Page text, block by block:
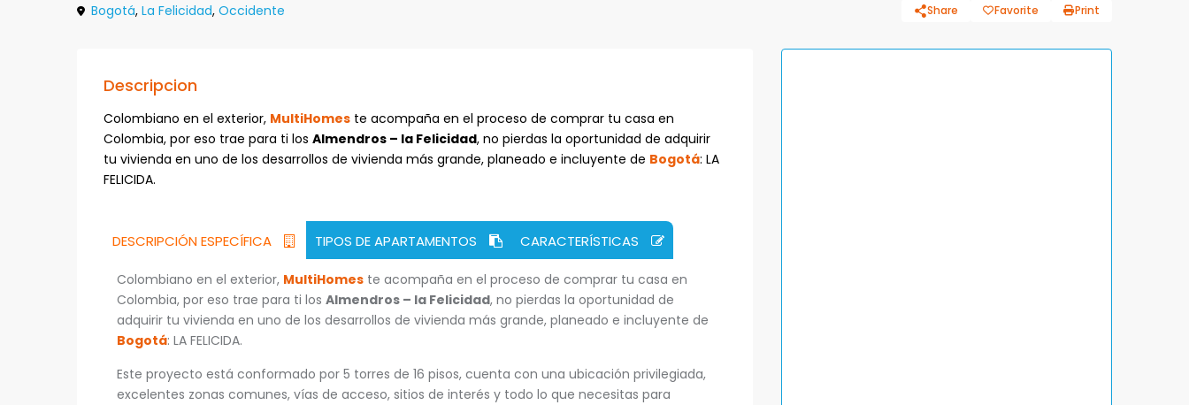
Bogotá, La Felicidad, Occidente Share Favorite Print
Descripcion
Colombiano en el exterior, MultiHomes te acompaña en el proceso de comprar tu casa en
Colombia, por eso trae para ti los Almendros – la Felicidad, no pierdas la oportunidad de adquirir
tu vivienda en uno de los desarrollos de vivienda más grande, planeado e incluyente de Bogotá: LA
FELICIDA.
DESCRIPCIÓN ESPECÍFICA TIPOS DE APARTAMENTOS CARACTERÍSTICAS
Colombiano en el exterior, MultiHomes te acompaña en el proceso de comprar tu casa en
Colombia, por eso trae para ti los Almendros – la Felicidad, no pierdas la oportunidad de
adquirir tu vivienda en uno de los desarrollos de vivienda más grande, planeado e incluyente de
Bogotá: LA FELICIDA.
Este proyecto está conformado por 5 torres de 16 pisos, cuenta con una ubicación privilegiada,
excelentes zonas comunes, vías de acceso, sitios de interés y todo lo que necesitas para